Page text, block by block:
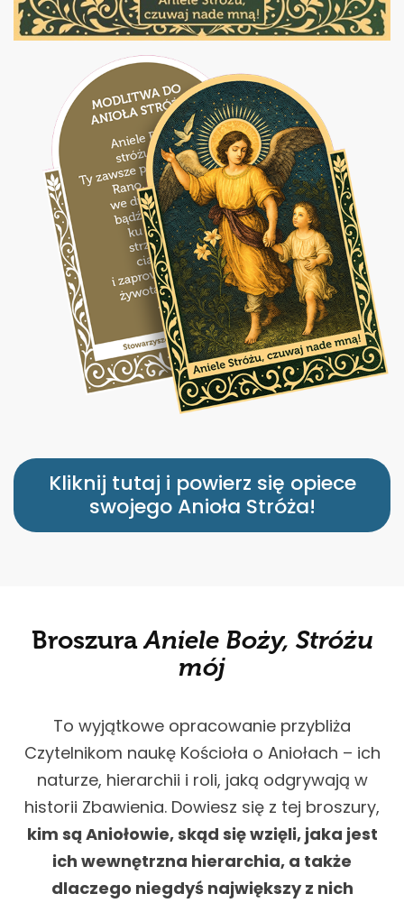
Kliknij tutaj i powierz się opiece
swojego Anioła Stróża!
BroszuraAniele Boży, Stróżu
mój
To wyjątkowe opracowanie przybliża
Czytelnikom naukę Kościoła o Aniołach – ich
naturze, hierarchii i roli, jaką odgrywają w
historii Zbawienia. Dowiesz się z tej broszury,
kim są Aniołowie, skąd się wzięli, jaka jest
ich wewnętrzna hierarchia, a także
dlaczego niegdyś największy z nich